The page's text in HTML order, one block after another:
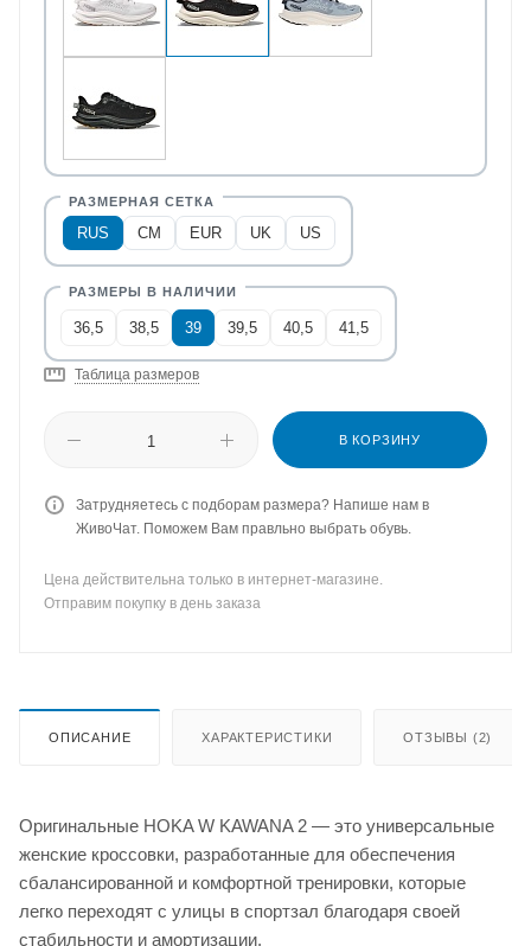
RUS CM EUR UK US
36,5 38,5 39 39,5 40,5 41,5
Таблица размеров
В КОРЗИНУ
Затрудняетесь с подборам размера? Напише нам в
ЖивоЧат. Поможем Вам правльно выбрать обувь.
Цена действительна только в интернет-магазине.
Отправим покупку в день заказа
ОПИСАНИЕ ХАРАКТЕРИСТИКИ ОТЗЫВЫ (2)
Оригинальные HOKA W KAWANA 2 — это универсальные
женские кроссовки, разработанные для обеспечения
сбалансированной и комфортной тренировки, которые
легко переходят с улицы в спортзал благодаря своей
стабильности и амортизации.